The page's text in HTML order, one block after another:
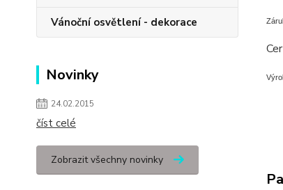
Vánoční osvětlení - dekorace
Novinky
24.02.2015
číst celé
Zobrazit všechny novinky